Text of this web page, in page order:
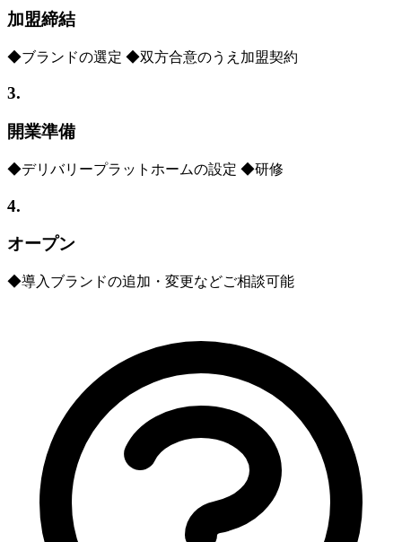
加盟締結
◆ブランドの選定 ◆双方合意のうえ加盟契約
3.
開業準備
◆デリバリープラットホームの設定 ◆研修
4.
オープン
◆導入ブランドの追加・変更などご相談可能